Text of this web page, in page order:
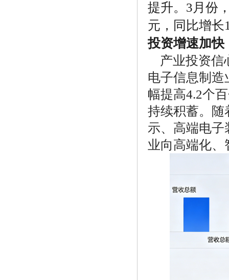
提升。3月份
元，同比增长
投资增速加快
产业投资信
电子信息制
幅提高4.2个
持续积蓄。随
示、高端电子
业向高端化、